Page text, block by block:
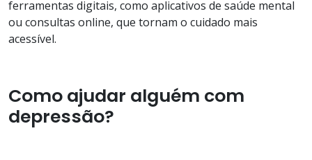
ferramentas digitais, como aplicativos de saúde mental
ou consultas online, que tornam o cuidado mais
acessível.
Como ajudar alguém com
depressão?